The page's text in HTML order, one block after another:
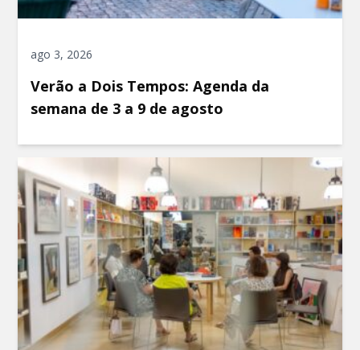
ago 3, 2026
Verão a Dois Tempos: Agenda da
semana de 3 a 9 de agosto